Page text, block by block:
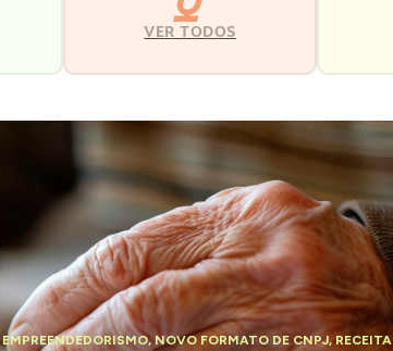
VER TODOS
EMPREENDEDORISMO,NOVO FORMATO DE CNPJ,RECEITA